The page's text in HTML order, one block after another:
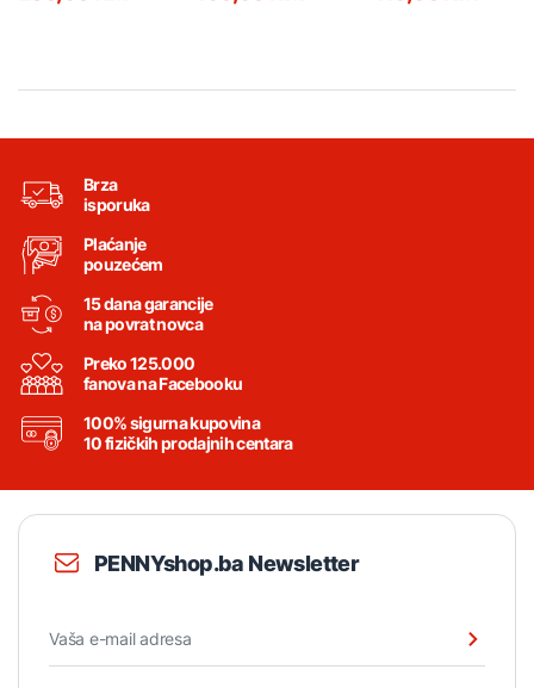
Brza
isporuka
Plaćanje
pouzećem
15 dana garancije
na povrat novca
Preko 125.000
fanova na Facebooku
100% sigurna kupovina
10 fizičkih prodajnih centara
PENNYshop.ba Newsletter